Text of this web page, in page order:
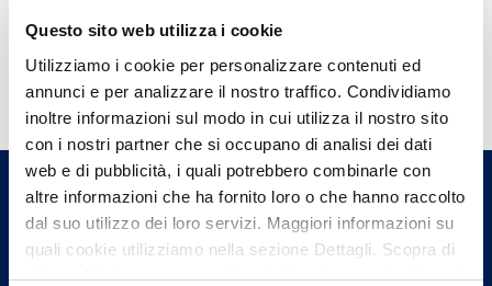
Questo sito web utilizza i cookie
Utilizziamo i cookie per personalizzare contenuti ed
annunci e per analizzare il nostro traffico. Condividiamo
inoltre informazioni sul modo in cui utilizza il nostro sito
con i nostri partner che si occupano di analisi dei dati
web e di pubblicità, i quali potrebbero combinarle con
altre informazioni che ha fornito loro o che hanno raccolto
dal suo utilizzo dei loro servizi. Maggiori informazioni su
quali cookie utilizziamo nella sezione Dettagli. Scopra di
più su chi siamo, come può contattarci e come trattiamo i
Hai bisogno di
informazioni?
Trova l'Agenzia più vicina a te e parla con
un nostro Agente.
Contattaci